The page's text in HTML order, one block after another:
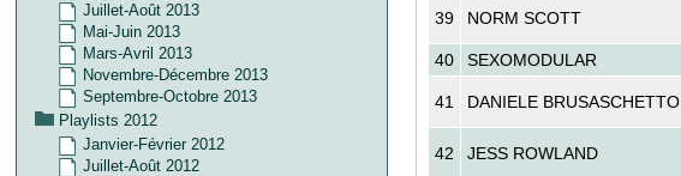
39 NORM SCOTT
40
SEXOMODULAR
41 DANIELE BRUSASCHETTO
42 JESS ROWLAND
Juillet-Août 2013
Mai-Juin 2013
Mars-Avril 2013
Novembre-Décembre 2013
Septembre-Octobre 2013
Playlists 2012
Janvier-Février 2012
Juillet-Août 2012